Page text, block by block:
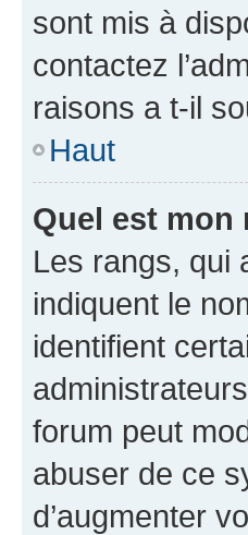
sont mis à
contactez
raisons a t-il
Haut
Quel est mon
Les rangs, qui
indiquent le
identifient
forum peut
abuser de ce
d’augmenter